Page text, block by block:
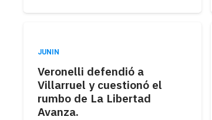
JUNIN
Veronelli defendió a
Villarruel y cuestionó el
rumbo de La Libertad
Avanza.